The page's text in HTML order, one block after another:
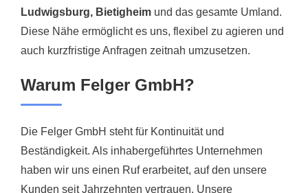
Ludwigsburg, Bietigheim und das gesamte Umland.
Diese Nähe ermöglicht es uns, flexibel zu agieren und
auch kurzfristige Anfragen zeitnah umzusetzen.
Warum Felger GmbH?
Die Felger GmbH steht für Kontinuität und
Beständigkeit. Als inhabergeführtes Unternehmen
haben wir uns einen Ruf erarbeitet, auf den unsere
Kunden seit Jahrzehnten vertrauen. Unsere